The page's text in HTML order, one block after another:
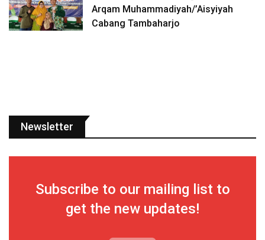
Arqam Muhammadiyah/’Aisyiyah
Cabang Tambaharjo
Newsletter
Subscribe to our mailing list to
get the new updates!